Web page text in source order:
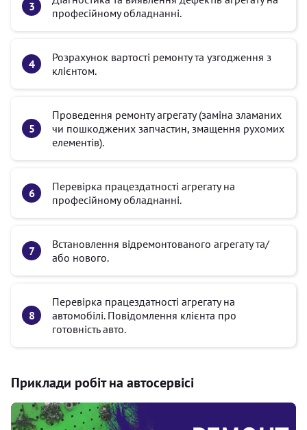
професійному обладнанні.
Розрахунок вартості ремонту та узгодження з
клієнтом.
Проведення ремонту агрегату (заміна зламаних
чи пошкоджених запчастин, змащення рухомих
елементів).
Перевірка працездатності агрегату на
професійному обладнанні.
Встановлення відремонтованого агрегату та/
або нового.
Перевірка працездатності агрегату на
автомобілі. Повідомлення клієнта про
готовність авто.
Приклади робіт на автосервісі